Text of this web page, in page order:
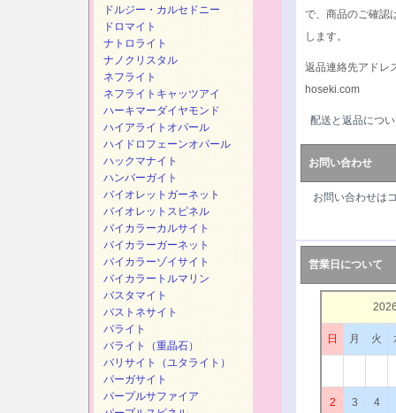
で、商品のご確認
します。
返品連絡先アドレ
hoseki.com
配送と返品につ
お問い合わせ
お問い合わせは
営業日について
日 月 火
2 3 4
ドルジー・カルセドニー
ドロマイト
ナトロライト
ナノクリスタル
ネフライト
ネフライトキャッツアイ
ハーキマーダイヤモンド
ハイアライトオパール
ハイドロフェーンオパール
ハックマナイト
ハンバーガイト
バイオレットガーネット
バイオレットスピネル
バイカラーカルサイト
バイカラーガーネット
バイカラーゾイサイト
バイカラートルマリン
バスタマイト
バストネサイト
バライト
バライト（重晶石）
バリサイト（ユタライト）
パーガサイト
パープルサファイア